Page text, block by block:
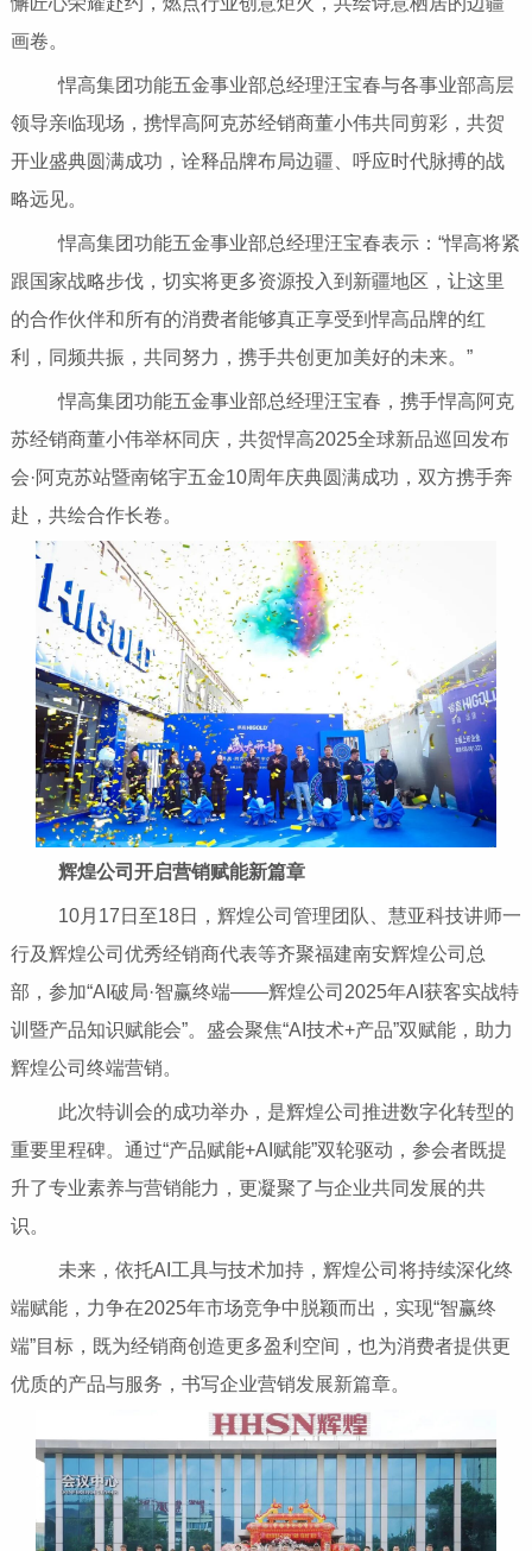
画卷。
悍高集团功能五金事业部总经理汪宝春与各事业部高层
领导亲临现场，携悍高阿克苏经销商董小伟共同剪彩，共贺
开业盛典圆满成功，诠释品牌布局边疆、呼应时代脉搏的战
略远见。
悍高集团功能五金事业部总经理汪宝春表示：“悍高将紧
跟国家战略步伐，切实将更多资源投入到新疆地区，让这里
的合作伙伴和所有的消费者能够真正享受到悍高品牌的红
利，同频共振，共同努力，携手共创更加美好的未来。”
悍高集团功能五金事业部总经理汪宝春，携手悍高阿克
苏经销商董小伟举杯同庆，共贺悍高2025全球新品巡回发布
会·阿克苏站暨南铭宇五金10周年庆典圆满成功，双方携手奔
赴，共绘合作长卷。
辉煌公司开启营销赋能新篇章
10月17日至18日，辉煌公司管理团队、慧亚科技讲师一
行及辉煌公司优秀经销商代表等齐聚福建南安辉煌公司总
部，参加“AI破局·智赢终端——辉煌公司2025年AI获客实战特
训暨产品知识赋能会”。盛会聚焦“AI技术+产品”双赋能，助力
辉煌公司终端营销。
此次特训会的成功举办，是辉煌公司推进数字化转型的
重要里程碑。通过“产品赋能+AI赋能”双轮驱动，参会者既提
升了专业素养与营销能力，更凝聚了与企业共同发展的共
识。
未来，依托AI工具与技术加持，辉煌公司将持续深化终
端赋能，力争在2025年市场竞争中脱颖而出，实现“智赢终
端”目标，既为经销商创造更多盈利空间，也为消费者提供更
优质的产品与服务，书写企业营销发展新篇章。